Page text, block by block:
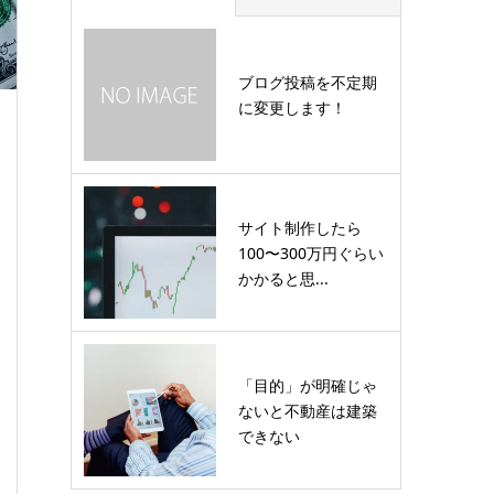
ブログ投稿を不定期
に変更します！
サイト制作したら
100〜300万円ぐらい
かかると思...
「目的」が明確じゃ
ないと不動産は建築
できない